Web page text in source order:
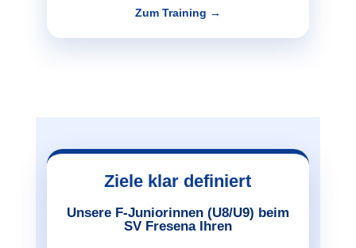
Zum Training →
Ziele klar definiert
Unsere F-Juniorinnen (U8/U9) beim
SV Fresena Ihren